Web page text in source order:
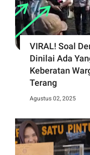
VIRAL! Soal
Dinilai Ada
Keberatan
Terang
Agustus 02, 2025